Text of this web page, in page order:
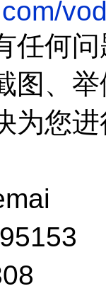
任何
图、
为您